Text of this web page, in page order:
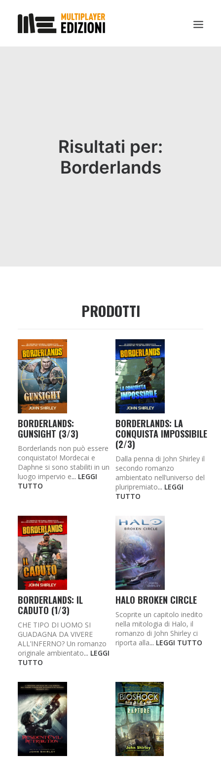
Risultati per:
Borderlands
PRODOTTI
BORDERLANDS:
GUNSIGHT (3/3)
Borderlands non può essere
conquistato! Mordecai e
Daphne si sono stabiliti in un
luogo impervio e... LEGGI
TUTTO
BORDERLANDS: LA
CONQUISTA IMPOSSIBILE
(2/3)
Dalla penna di John Shirley il
secondo romanzo
ambientato nell’universo del
pluripremiato... LEGGI
TUTTO
BORDERLANDS: IL
CADUTO (1/3)
CHE TIPO DI UOMO SI
GUADAGNA DA VIVERE
ALL’INFERNO? Un romanzo
originale ambientato... LEGGI
TUTTO
HALO BROKEN CIRCLE
Scoprite un capitolo inedito
nella mitologia di Halo, il
romanzo di John Shirley ci
riporta alla... LEGGI TUTTO